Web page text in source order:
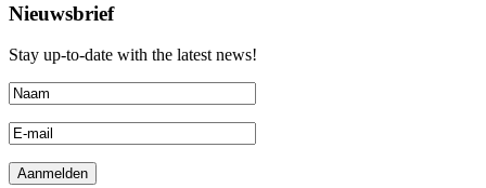
Nieuwsbrief
Stay up-to-date with the latest news!